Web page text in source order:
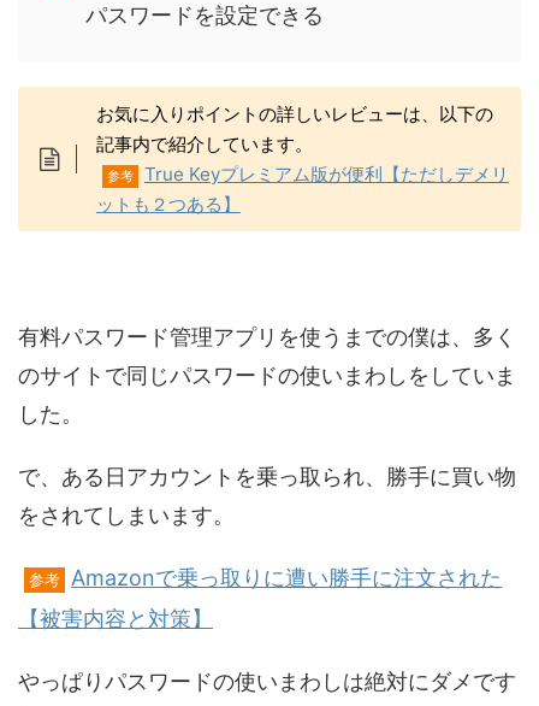
パスワードを設定できる
お気に入りポイントの詳しいレビューは、以下の
記事内で紹介しています。
参考
True Keyプレミアム版が便利【ただしデメリ
ットも２つある】
有料パスワード管理アプリを使うまでの僕は、多く
のサイトで同じパスワードの使いまわしをしていま
した。
で、ある日アカウントを乗っ取られ、勝手に買い物
をされてしまいます。
参考
Amazonで乗っ取りに遭い勝手に注文された
【被害内容と対策】
やっぱりパスワードの使いまわしは絶対にダメです